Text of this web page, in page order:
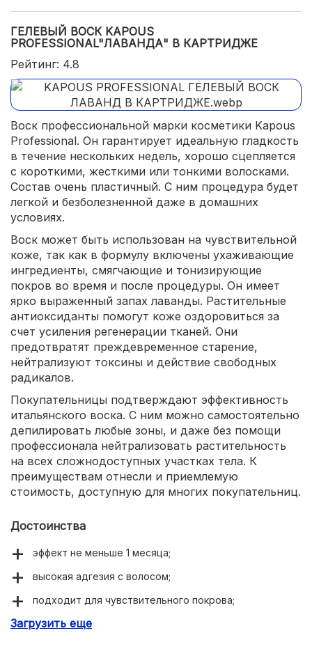
ГЕЛЕВЫЙ ВОСК KAPOUS
PROFESSIONAL"ЛАВАНДА" В КАРТРИДЖЕ
Рейтинг: 4.8
Воск профессиональной марки косметики Kapous
Professional. Он гарантирует идеальную гладкость
в течение нескольких недель, хорошо сцепляется
с короткими, жесткими или тонкими волосками.
Состав очень пластичный. С ним процедура будет
легкой и безболезненной даже в домашних
условиях.
Воск может быть использован на чувствительной
коже, так как в формулу включены ухаживающие
ингредиенты, смягчающие и тонизирующие
покров во время и после процедуры. Он имеет
ярко выраженный запах лаванды. Растительные
антиоксиданты помогут коже оздоровиться за
счет усиления регенерации тканей. Они
предотвратят преждевременное старение,
нейтрализуют токсины и действие свободных
радикалов.
Покупательницы подтверждают эффективность
итальянского воска. С ним можно самостоятельно
депилировать любые зоны, и даже без помощи
профессионала нейтрализовать растительность
на всех сложнодоступных участках тела. К
преимуществам отнесли и приемлемую
стоимость, доступную для многих покупательниц.
Достоинства
эффект не меньше 1 месяца;
высокая адгезия с волосом;
подходит для чувствительного покрова;
антиоксидантное действие;
Загрузить еще